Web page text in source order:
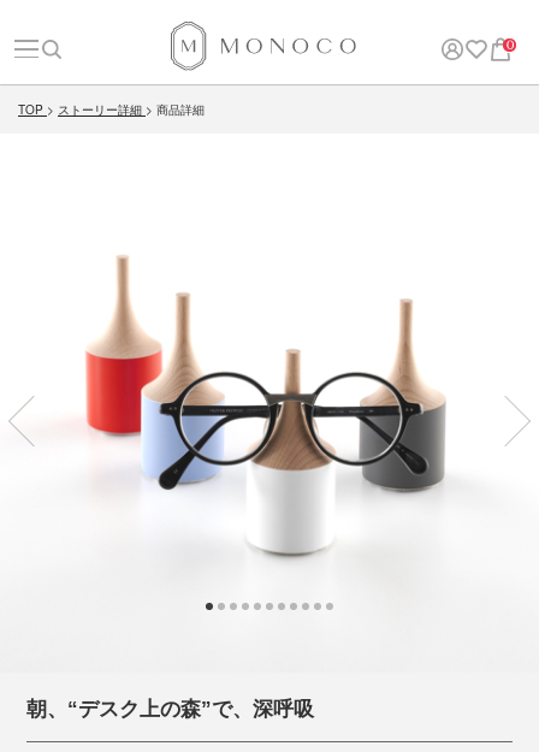
0
TOP ストーリー詳細 商品詳細
朝、“デスク上の森”で、深呼吸